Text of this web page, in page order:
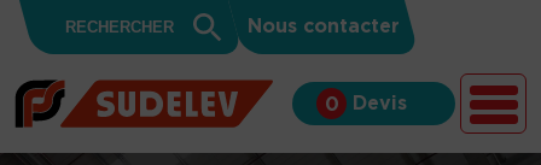
Skip to content
for:
Search
Button
Nous contacter
0 Devis